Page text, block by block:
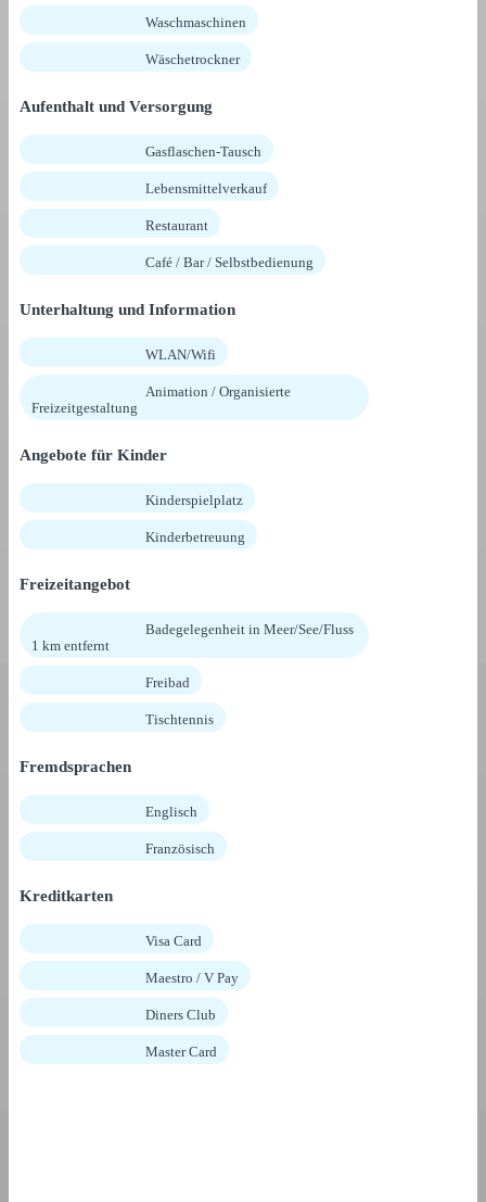
Waschmaschinen
Wäschetrockner
Aufenthalt und Versorgung
Gasflaschen-Tausch
Lebensmittelverkauf
Restaurant
Café / Bar / Selbstbedienung
Unterhaltung und Information
WLAN/Wifi
Animation / Organisierte
Freizeitgestaltung
Angebote für Kinder
Kinderspielplatz
Kinderbetreuung
Freizeitangebot
Badegelegenheit in Meer/See/Fluss
1 km entfernt
Freibad
Tischtennis
Fremdsprachen
Englisch
Französisch
Kreditkarten
Visa Card
Maestro / V Pay
Diners Club
Master Card